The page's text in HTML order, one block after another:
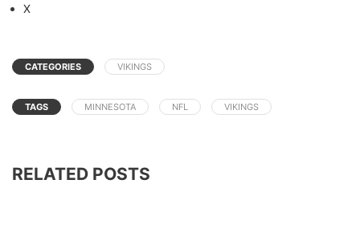
X
CATEGORIES VIKINGS
TAGS MINNESOTA NFL VIKINGS
RELATED POSTS